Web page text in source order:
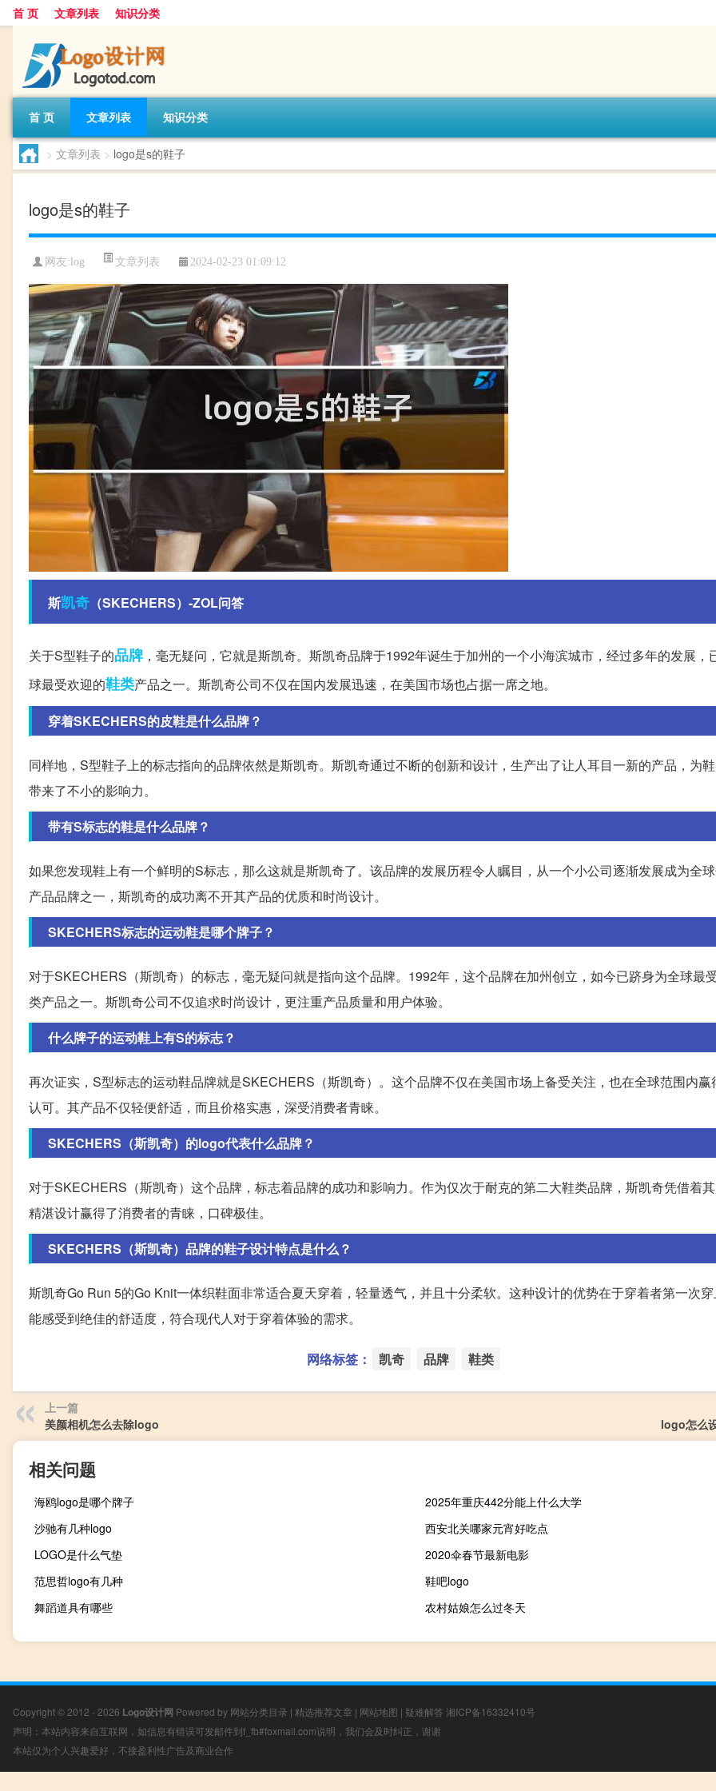
首 页 文章列表 知识分类
首 页 文章列表 知识分类
> 文章列表 > logo是s的鞋子
logo是s的鞋子
网友:log 文章列表 2024-02-23 01:09:12
斯凯奇 （SKECHERS）-ZOL问答
关于S型鞋子的品牌 ，毫无疑问，它就是斯凯奇。斯凯奇品牌于1992年诞生于加州的一个小海滨城市，经过多年的发展，
球最受欢迎的鞋类产品之一。斯凯奇公司不仅在国内发展迅速，在美国市场也占据一席之地。
穿着SKECHERS的皮鞋是什么品牌？
同样地，S型鞋子上的标志指向的品牌依然是斯凯奇。斯凯奇通过不断的创新和设计，生产出了让人耳目一新的产品，为
带来了不小的影响力。
带有S标志的鞋是什么品牌？
如果您发现鞋上有一个鲜明的S标志，那么这就是斯凯奇了。该品牌的发展历程令人瞩目，从一个小公司逐渐发展成为全
产品品牌之一，斯凯奇的成功离不开其产品的优质和时尚设计。
SKECHERS标志的运动鞋是哪个牌子？
对于SKECHERS（斯凯奇）的标志，毫无疑问就是指向这个品牌。1992年，这个品牌在加州创立，如今已跻身为全球最
类产品之一。斯凯奇公司不仅追求时尚设计，更注重产品质量和用户体验。
什么牌子的运动鞋上有S的标志？
再次证实，S型标志的运动鞋品牌就是SKECHERS（斯凯奇）。这个品牌不仅在美国市场上备受关注，也在全球范围内赢
认可。其产品不仅轻便舒适，而且价格实惠，深受消费者青睐。
SKECHERS（斯凯奇）的logo代表什么品牌？
对于SKECHERS（斯凯奇）这个品牌，标志着品牌的成功和影响力。作为仅次于耐克的第二大鞋类品牌，斯凯奇凭借着
精湛设计赢得了消费者的青睐，口碑极佳。
SKECHERS（斯凯奇）品牌的鞋子设计特点是什么？
斯凯奇Go Run 5的Go Knit一体织鞋面非常适合夏天穿着，轻量透气，并且十分柔软。这种设计的优势在于穿着者第一次
能感受到绝佳的舒适度，符合现代人对于穿着体验的需求。
网络标签： 凯奇 品牌 鞋类
上一篇
美颜相机怎么去除logo
logo怎么
相关问题
海鸥logo是哪个牌子
2025年重庆442分能上什么大学
沙驰有几种logo
西安北关哪家元宵好吃点
LOGO是什么气垫
2020伞春节最新电影
范思哲logo有几种
鞋吧logo
舞蹈道具有哪些
农村姑娘怎么过冬天
Copyright © 2012 - 2026 Logo设计网 Powered by 网站分类目录 | 精选推荐文章 | 网站地图 | 疑难解答 湘ICP备16332410号
声明：本站内容来自互联网，如信息有错误可发邮件到f_fb#foxmail.com说明，我们会及时纠正，谢谢
本站仅为个人兴趣爱好，不接盈利性广告及商业合作